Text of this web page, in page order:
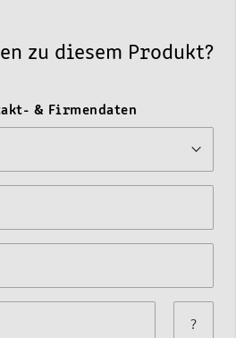
zu diesem Produkt?
& Firmendaten
?